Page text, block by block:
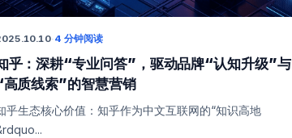
·4 分钟阅读
乎：深耕“专业问答”，驱动品牌“认知升级”与
高质线索”的智慧营销
乎生态核心价值：知乎作为中文互联网的“知识高地